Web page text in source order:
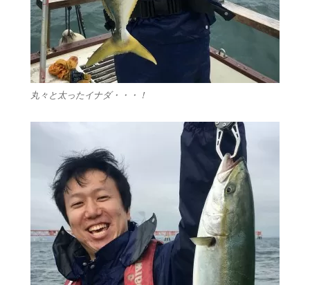
丸々と太ったイナダ・・・！